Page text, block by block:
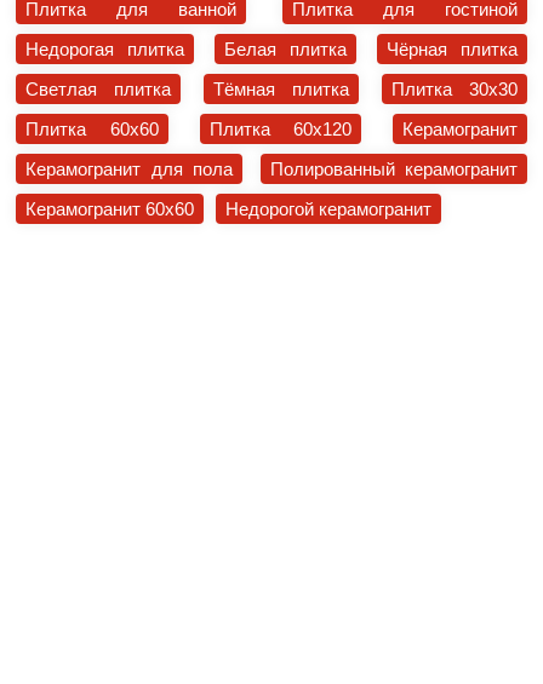
Плитка для ванной
Плитка для гостиной
Недорогая плитка
Белая плитка
Чёрная плитка
Светлая плитка
Тёмная плитка
Плитка 30x30
Плитка 60x60
Плитка 60x120
Керамогранит
Керамогранит для пола
Полированный керамогранит
Керамогранит 60x60
Недорогой керамогранит